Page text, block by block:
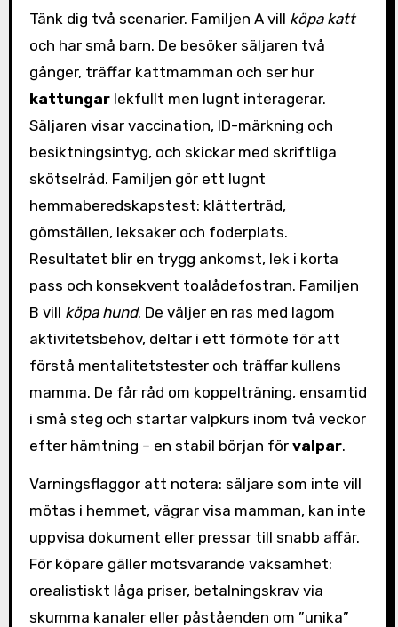
Tänk dig två scenarier. Familjen A vill köpa katt
och har små barn. De besöker säljaren två
gånger, träffar kattmamman och ser hur
kattungarlekfullt men lugnt interagerar.
Säljaren visar vaccination, ID-märkning och
besiktningsintyg, och skickar med skriftliga
skötselråd. Familjen gör ett lugnt
hemmaberedskapstest: klätterträd,
gömställen, leksaker och foderplats.
Resultatet blir en trygg ankomst, lek i korta
pass och konsekvent toalådefostran. Familjen
B vill köpa hund. De väljer en ras med lagom
aktivitetsbehov, deltar i ett förmöte för att
förstå mentalitetstester och träffar kullens
mamma. De får råd om koppelträning, ensamtid
i små steg och startar valpkurs inom två veckor
efter hämtning – en stabil början för valpar.
Varningsflaggor att notera: säljare som inte vill
mötas i hemmet, vägrar visa mamman, kan inte
uppvisa dokument eller pressar till snabb affär.
För köpare gäller motsvarande vaksamhet:
orealistiskt låga priser, betalningskrav via
skumma kanaler eller påståenden om ”unika”